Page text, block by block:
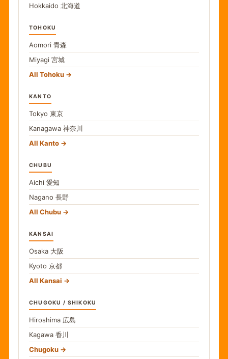
Hokkaido 北海道
TOHOKU
Aomori 青森
Miyagi 宮城
All Tohoku
KANTO
Tokyo 東京
Kanagawa 神奈川
All Kanto
CHUBU
Aichi 愛知
Nagano 長野
All Chubu
KANSAI
Osaka 大阪
Kyoto 京都
All Kansai
CHUGOKU / SHIKOKU
Hiroshima 広島
Kagawa 香川
Chugoku